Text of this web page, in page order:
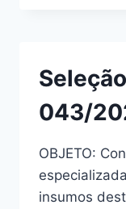
043/
OBJETO:
insumos